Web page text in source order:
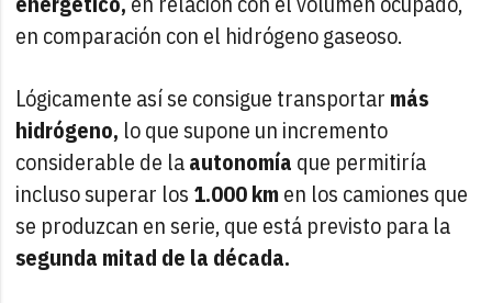
en comparación con el hidrógeno gaseoso.
Lógicamente así se consigue transportar más
hidrógeno, lo que supone un incremento
considerable de laautonomía que permitiría
incluso superar los 1.000 km en los camiones que
se produzcan en serie, que está previsto para la
segunda mitad de la década.